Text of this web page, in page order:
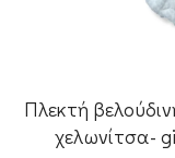
Πλεκτή
χελωνίτσα-